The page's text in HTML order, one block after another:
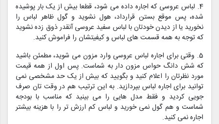
4. لباس عروسی که اجاره داده می شود، قطعا بیش از یک بار پوشیده
شده، پس موقع بستن قرارداد، هول نشوید و گول ظاهر لباس را
نخورید یا از دیدن خودتان با لباس سفید عروسی آنقدر ذوق زده نشوید
که توجه به همه قسمت های لباس و کیفیتشان را فراموش کنید.
5. وقتی برای اجاره لباس عروسی وارد مزون می شوید، مطمئن باشید
که شش دانگ حواس مزون دار به شماست. پس اول از همه قیمت
مورد نظرتان را اعلام کنید و بگویید که بیش از یک حد مشخصی نمی
توانید برای اجاره لباس بپردازید. به این ترتیب هم در وقت تان صرف
جویی کردید و فقط مدل هایی را می بینید که مناسب با بودجه
شماست و هم گول نمی خورید و لباس کم ارزش تر را با هزینه بیشتر
اجاره نمی کنید.